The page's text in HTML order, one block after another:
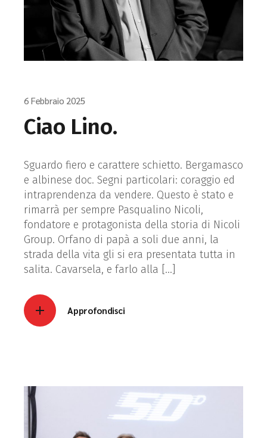
6 Febbraio 2025
Ciao Lino.
Sguardo fiero e carattere schietto. Bergamasco
e albinese doc. Segni particolari: coraggio ed
intraprendenza da vendere. Questo è stato e
rimarrà per sempre Pasqualino Nicoli,
fondatore e protagonista della storia di Nicoli
Group. Orfano di papà a soli due anni, la
strada della vita gli si era presentata tutta in
salita. Cavarsela, e farlo alla […]
Approfondisci